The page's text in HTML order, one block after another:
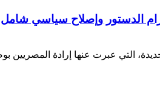
الدستور وإصلاح سياسي شامل
التي عبرت عنها إرادة المصريين